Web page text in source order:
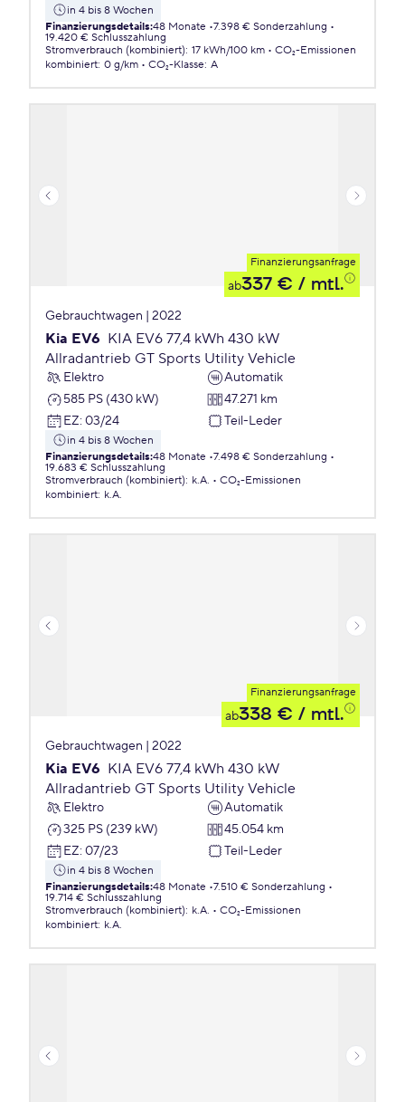
in 4 bis 8 Wochen
Finanzierungsdetails:48 Monate 7.398 € Sonderzahlung
19.420 € Schlusszahlung
Stromverbrauch (kombiniert): 17 kWh/100 km
CO₂-Emissionen
kombiniert: 0 g/km CO₂-Klasse: A
Finanzierungsanfrage
ab337 € / mtl.
Gebrauchtwagen | 2022
Kia EV6 KIA EV6 77,4 kWh 430 kW
Allradantrieb GT Sports Utility Vehicle
Elektro
Automatik
585 PS (430 kW)
47.271 km
EZ: 03/24 Teil-Leder
in 4 bis 8 Wochen
Finanzierungsdetails:48 Monate 7.498 € Sonderzahlung
19.683 € Schlusszahlung
Stromverbrauch (kombiniert): k.A.
CO₂-Emissionen
kombiniert: k.A.
Finanzierungsanfrage
ab338 € / mtl.
Gebrauchtwagen | 2022
Kia EV6 KIA EV6 77,4 kWh 430 kW
Allradantrieb GT Sports Utility Vehicle
Elektro
Automatik
325 PS (239 kW)
45.054 km
EZ: 07/23 Teil-Leder
in 4 bis 8 Wochen
Finanzierungsdetails:48 Monate 7.510 € Sonderzahlung
19.714 € Schlusszahlung
Stromverbrauch (kombiniert): k.A.
CO₂-Emissionen
kombiniert: k.A.